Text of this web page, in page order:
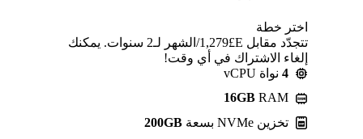
اختر خطة
تتجدّد مقابل E£⁦1,279⁩/الشهر لـ2 سنوات. يمكنك
إلغاء الاشتراك في أي وقت!
4 نواة vCPU
16GB RAM
تخزين NVMe بسعة
200GB